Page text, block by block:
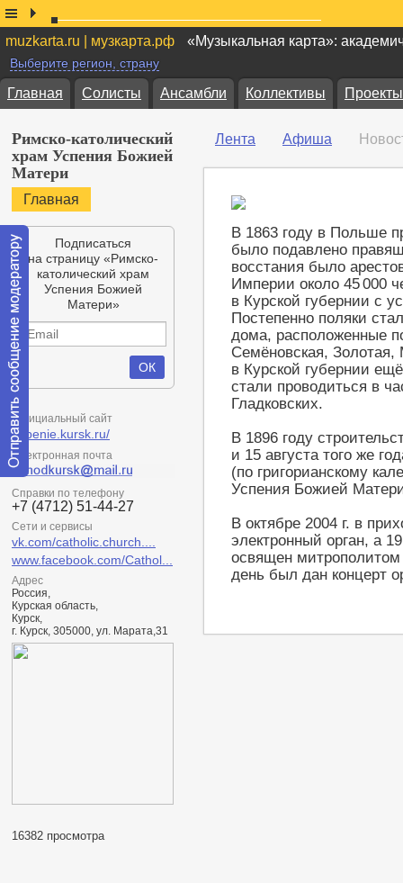
muzkarta.ru | музкарта.рф «Музыкальная карта»:
Выберите регион, страну
Главная Солисты Ансамбли Коллективы Проекты
Римско-католический
храм Успения Божией
Матери
Главная
Подписаться
на страницу «Римско-
католический храм
Успения Божией
Матери»
Официальный сайт
uspenie.kursk.ru/
Электронная почта
Справки по телефону
+7 (4712) 51-44-27
Сети и сервисы
vk.com/catholic.church....
www.facebook.com/Cathol...
Адрес
Россия,
Курская область,
Курск,
г. Курск, 305000, ул. Марата,31
16382 просмотра
Лента Афиша
В 1863 году в Польше
было подавлено
восстания было
Империи около 45 000
в Курской губернии с
Постепенно поляки
дома, расположенные
Семёновская, Золотая,
в Курской губернии
стали проводиться в
Гладковских.
В 1896 году
и 15 августа того же
(по григорианскому
Успения Божией
В октябре 2004 г. в
электронный орган, а
освящен
день был дан концерт
сообщение
модератору